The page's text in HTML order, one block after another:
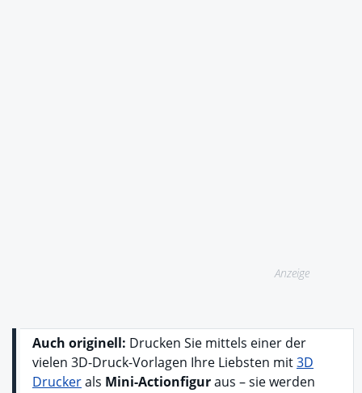
Anzeige
Auch originell: Drucken Sie mittels einer der
vielen 3D-Druck-Vorlagen Ihre Liebsten mit3D
Druckerals Mini-Actionfiguraus – sie werden